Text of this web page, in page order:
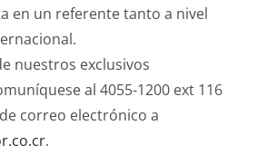
en un referente tanto a nivel
nuestros exclusivos
al 4055-1200 ext 116
correo electrónico a
.